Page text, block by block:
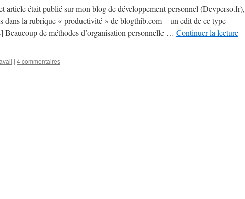
article était publié sur mon blog de développement personnel (Devperso.fr),
dans la rubrique « productivité » de blogthib.com – un edit de ce type
Beaucoup de méthodes d’organisation personnelle … Continuer la lecture
| 4 commentaires